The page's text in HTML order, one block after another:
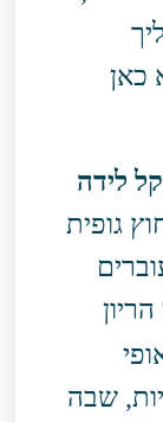
כאן
לידה
גופית
הריון
שבה